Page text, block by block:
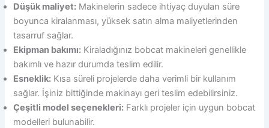
Düşük maliyet: Makinelerin sadece ihtiyaç duyulan süre
boyunca kiralanması, yüksek satın alma maliyetlerinden
tasarruf sağlar.
Ekipman bakımı: Kiraladığınız bobcat makineleri genellikle
bakımlı ve hazır durumda teslim edilir.
Esneklik: Kısa süreli projelerde daha verimli bir kullanım
sağlar. İşiniz bittiğinde makinayı geri teslim edebilirsiniz.
Çeşitli model seçenekleri: Farklı projeler için uygun bobcat
modelleri bulunabilir.